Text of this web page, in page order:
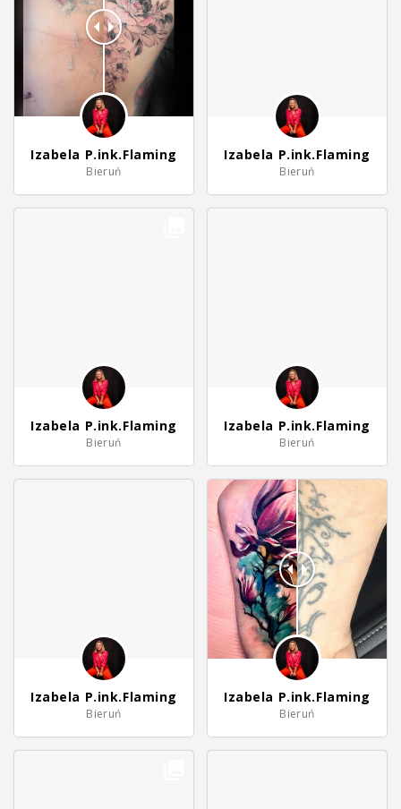
Izabela P.ink.Flaming
Bieruń
Izabela P.ink.Flaming
Bieruń
Izabela P.ink.Flaming
Bieruń
Izabela P.ink.Flaming
Bieruń
Izabela P.ink.Flaming
Bieruń
Izabela P.ink.Flaming
Bieruń